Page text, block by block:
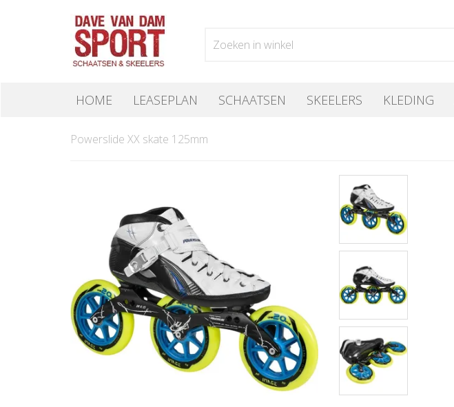
HOME LEASEPLAN SCHAATSEN SKEELERS KLEDING
Powerslide XX skate 125mm